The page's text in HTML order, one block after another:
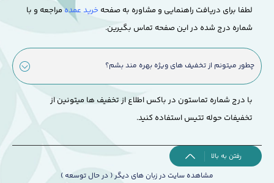
لطفا برای دریافت راهنمایی و مشاوره به صفحه خرید عمدهمراجعه و با
شماره درج شده در این صفحه تماس بگیرین.
چطور میتونم از تخفیف های ویژه بهره مند بشم؟
با درج شماره تماستون در باکس اطلاع از تخفیف ها میتونین از
تخفیفات حوله تتیس استفاده کنید.
رفتن به بالا
مشاهده سایت در زبان های دیگر ( در حال توسعه )